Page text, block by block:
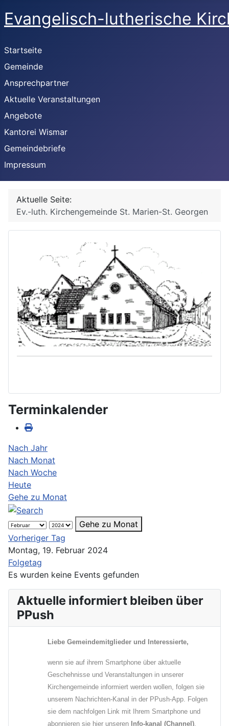
Evangelisch-lutherische
Startseite
Gemeinde
Ansprechpartner
Aktuelle Veranstaltungen
Angebote
Kantorei Wismar
Gemeindebriefe
Impressum
Aktuelle Seite:
Ev.-luth. Kirchengemeinde St. Marien-St. Georgen
Terminkalender
Nach Jahr
Nach Monat
Nach Woche
Heute
Gehe zu Monat
Gehe zu Monat
Vorheriger Tag
Montag, 19. Februar 2024
Folgetag
Es wurden keine Events gefunden
Aktuelle informiert bleiben über
PPush
Liebe Gemeindemitglieder und Interessierte,
wenn sie auf ihrem Smartphone über aktuelle
Geschehnisse und Veranstaltungen in unserer
Kirchengemeinde informiert werden wollen, folgen sie
unserem Nachrichten-Kanal in der PPush-App. Folgen
sie dem nachfolgen Link mit Ihrem Smartphone und
abonnieren sie hier unseren Info-kanal (Channel).